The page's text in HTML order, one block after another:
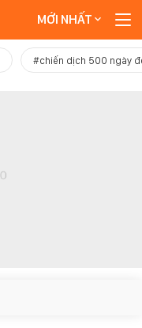
MỚI NHẤT
#chiến dịch 500 ngày